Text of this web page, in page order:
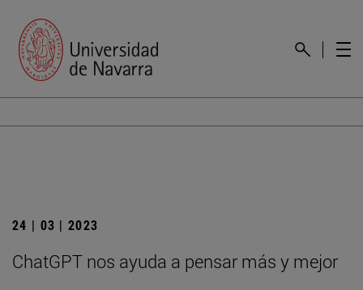
24 | 03 | 2023
ChatGPT nos ayuda a pensar más y mejor